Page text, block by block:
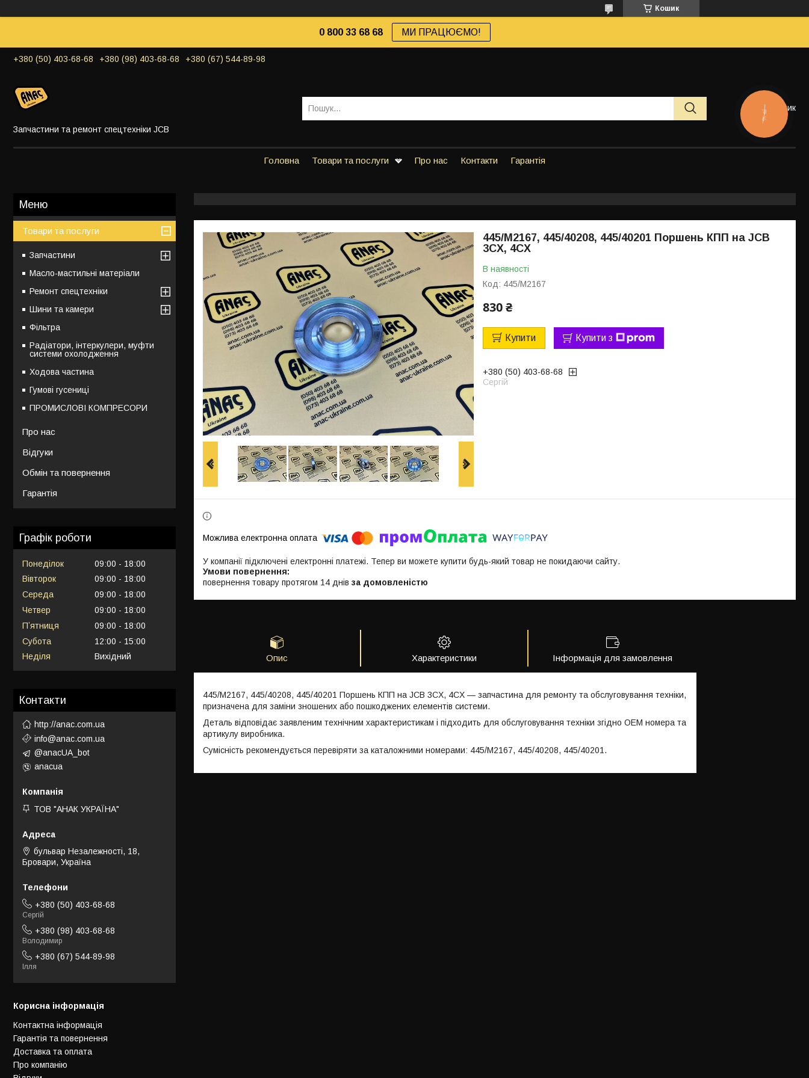
Кошик
0 800 33 68 68 МИ ПРАЦЮЄМО!
+380 (50) 403-68-68 +380 (98) 403-68-68 +380 (67) 544-89-98
Запчастини та ремонт спецтехніки JCB
Кошик
Головна Товари та послуги Про нас Контакти Гарантія
445/M2167, 445/40208, 445/40201 Поршень КПП на JCB
3CX, 4CX
В наявності
Код: 445/M2167
830 ₴
Купити Купити з
+380 (50) 403-68-68
Сергій
У компанії підключені електронні платежі. Тепер ви можете купити будь-який товар не покидаючи сайту.
повернення товару протягом 14 днів за домовленістю
Опис Характеристики Інформація для замовлення
445/M2167, 445/40208, 445/40201 Поршень КПП на JCB 3CX, 4CX — запчастина для ремонту та обслуговування техніки,
призначена для заміни зношених або пошкоджених елементів системи.
Деталь відповідає заявленим технічним характеристикам і підходить для обслуговування техніки згідно OEM номера та
артикулу виробника.
Сумісність рекомендується перевіряти за каталожними номерами: 445/M2167, 445/40208, 445/40201.
Товари та послуги
Запчастини
Масло-мастильні матеріали
Ремонт спецтехніки
Шини та камери
Фільтра
Радіатори, інтеркулери, муфти
системи охолодження
Ходова частина
Гумові гусениці
ПРОМИСЛОВІ КОМПРЕСОРИ
Про нас
Відгуки
Обмін та повернення
Гарантія
Графік роботи
Понеділок 09:00
18:00
Вівторок
09:00
18:00
Середа
09:00
18:00
Четвер
09:00
18:00
Пʼятниця
09:00
18:00
Субота
12:00
15:00
Неділя
Вихідний
Контакти
http://anac.com.ua
info@anac.com.ua
@anacUA_bot
anacua
ТОВ "АНАК УКРАЇНА"
бульвар Незалежності, 18,
Бровари, Україна
+380 (50) 403-68-68
Сергій
+380 (98) 403-68-68
Володимир
+380 (67) 544-89-98
Ілля
Корисна інформація
Контактна інформація
Гарантія та повернення
Доставка та оплата
Про компанію
КНОПКА
ЗВ'ЯЗКУ